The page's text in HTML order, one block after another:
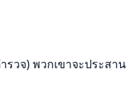
รวจ) พวกเขาจะประสาน